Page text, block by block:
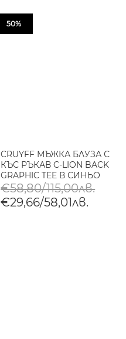
50%
CRUYFF МЪЖКА БЛУЗА С
КЪС РЪКАВ C-LION BACK
GRAPHIC TEE В СИНЬО
€58,80/115,00лв.
€29,66/58,01лв.